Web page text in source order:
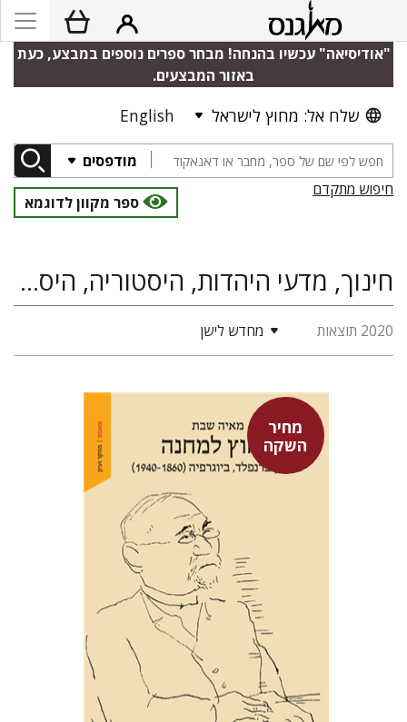
"אודיסיאה" עכשיו בהנחה! מבחר ספרים נוספים במבצע, כעת
באזור המבצעים.
שלח אל: מחוץ לישראל English
מודפסים
חיפוש מתקדם
ספר מקוון לדוגמא
חינוך, מדעי היהדות, היסטוריה, היסטוריה יהודית
2020 תוצאות מחדש לישן
מחיר
השקה
מאיה שבת
מחיר השקה
$42
$29